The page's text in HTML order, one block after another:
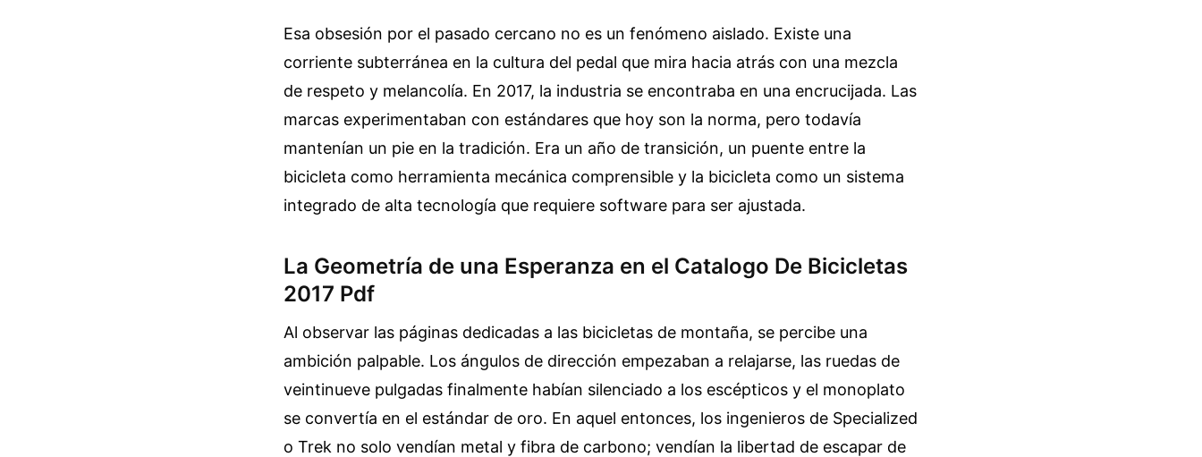
Esa obsesión por el pasado cercano no es un fenómeno aislado. Existe una
corriente subterránea en la cultura del pedal que mira hacia atrás con una mezcla
de respeto y melancolía. En 2017, la industria se encontraba en una encrucijada. Las
marcas experimentaban con estándares que hoy son la norma, pero todavía
mantenían un pie en la tradición. Era un año de transición, un puente entre la
bicicleta como herramienta mecánica comprensible y la bicicleta como un sistema
integrado de alta tecnología que requiere software para ser ajustada.
La Geometría de una Esperanza en el Catalogo De Bicicletas
2017 Pdf
Al observar las páginas dedicadas a las bicicletas de montaña, se percibe una
ambición palpable. Los ángulos de dirección empezaban a relajarse, las ruedas de
veintinueve pulgadas finalmente habían silenciado a los escépticos y el monoplato
se convertía en el estándar de oro. En aquel entonces, los ingenieros de Specialized
o Trek no solo vendían metal y fibra de carbono; vendían la libertad de escapar de